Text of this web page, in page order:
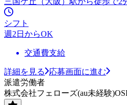
シフト
週2日からOK
交通費支給
詳細を見る
応募画面に進む
派遣労働者
株式会社フェローズ(au未経験